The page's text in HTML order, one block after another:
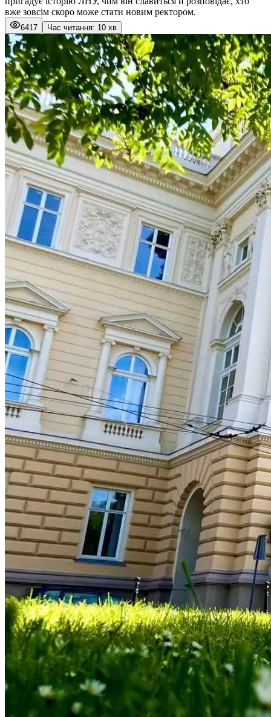
вже зовсім скоро може стати новим ректором.
6417 Час читання: 10 хв